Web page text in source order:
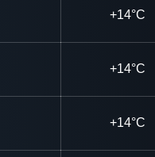
+14°C
+14°C
+14°C